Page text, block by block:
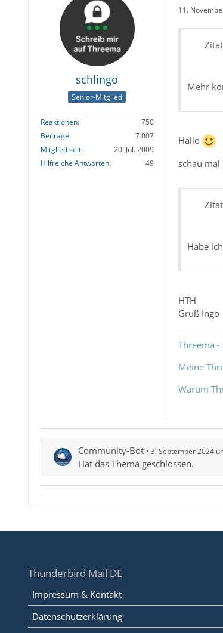
schlingo
Senior-Mitglied
Reaktionen
750
Beiträge
7.007
Mitglied seit
20. Jul. 2009
Hilfreiche Antworten
49
11.
Mehr
Hallo
schau mal
Zitat
Habe
HTH
Gruß Ingo
Threema
Meine
Warum
Community-Bot 3. September 2024
Hat das Thema geschlossen.
Thunderbird Mail DE
Impressum & Kontakt
Datenschutzerklärung